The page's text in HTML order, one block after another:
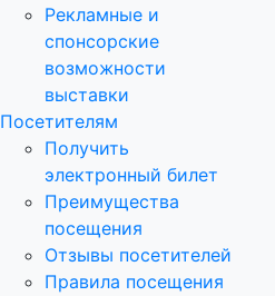
Рекламные и
спонсорские
возможности
выставки
Посетителям
Получить
электронный билет
Преимущества
посещения
Отзывы посетителей
Правила посещения